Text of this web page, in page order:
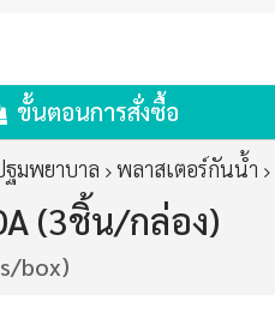
ขั้นตอนการสั่งซื้อ
มพยาบาล พลาสเตอร์กันน้ำ
(3ชิ้น/กล่อง)
box)